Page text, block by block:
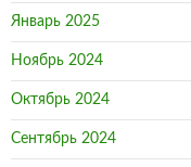
Январь 2025
Ноябрь 2024
Октябрь 2024
Сентябрь 2024